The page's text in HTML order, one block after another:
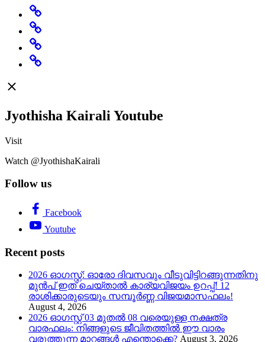
Specials
Rashi
Change
Believe
Featured
Jyothisha Kairali Youtube
Visit
Watch @JyothishaKairali
Follow us
Facebook
Youtube
Recent posts
2026 ഓഗസ്റ്റ്: ഓരോ ദിവസവും വീടുവിട്ടിറങ്ങുന്നതിനു
മുൻപ് ഇത് ചെയ്താൽ കാര്യവിജയം ഉറപ്പ്! 12
രാശിക്കാരുടെയും സമ്പൂർണ്ണ വിജയമാസഫലം!
August 4, 2026
2026 ഓഗസ്റ്റ് 03 മുതൽ 08 വരെയുള്ള നക്ഷത്ര
വാരഫലം: നിങ്ങളുടെ ജീവിതത്തിൽ ഈ വാരം
വരുത്തുന്ന മാറ്റങ്ങൾ എന്തൊക്കെ? August 3, 2026